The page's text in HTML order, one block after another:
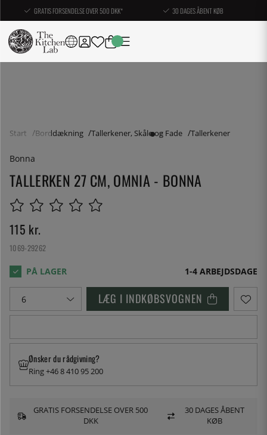
GRATIS FORSENDELSE OVER 500 DKK* 30 DAGES ÅBENT KØB
Start Borddækning Tallerkener, Skåle og Fade Tallerkener
Bonna
TALLERKEN 27 CM, OMNIA - BONNA
115 kr.
1069-29262
1-4 ARBEJDSDAGE
LÆG I INDKØBSVOGNEN
Ønsker du rådgivning?
Ring +46 8 410 95 200
GRATIS FORSENDELSE OVER 500
DKK
30 DAGES ÅBENT
KØB